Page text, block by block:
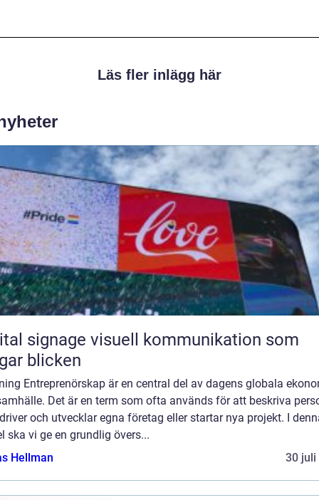
Läs fler inlägg här
visuell kommunikation som
blicken
Entreprenörskap är en central del av dagens globala
Det är en term som ofta används för att beskriva
och utvecklar egna företag eller startar nya projekt. I
ska vi ge en grundlig övers...
Hellman
30 juli